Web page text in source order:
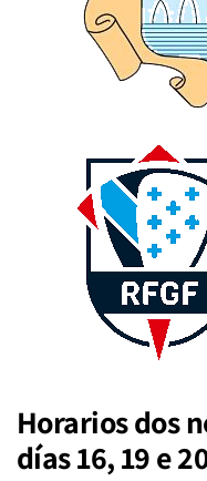
Horarios dos
días 16, 19 e